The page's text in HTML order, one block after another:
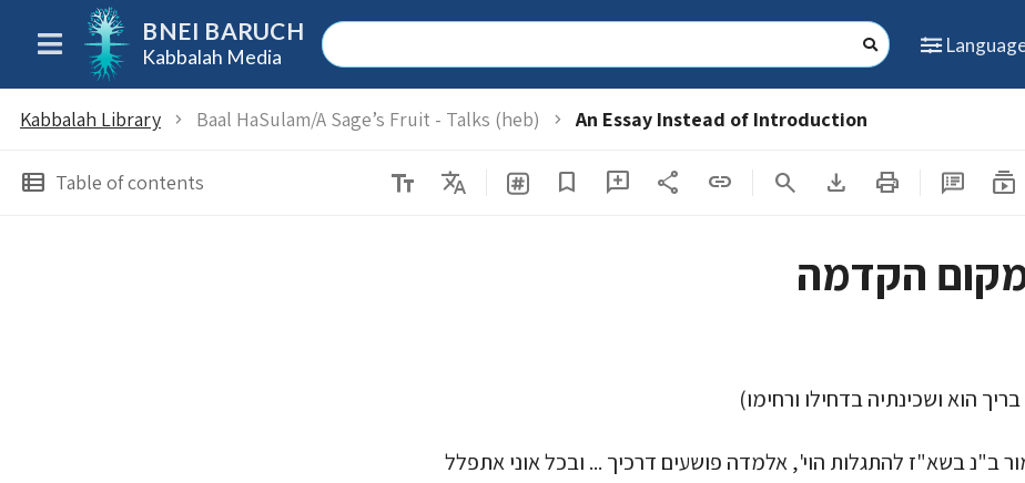
BNEI BARUCH
Kabbalah Media
Kabbalah Library chevron_right Baal HaSulam/A Sage’s Fruit - Talks (heb) chevron_right An Essay Instead of Introduction
view_list Table of contents text_fields Translate bookmark add_comment share link search download print subscriptions
הקדמה
הוא ושכינתיה בדחילו ורחימו)
ב"נ בשא"ז להתגלות הוי', אלמדה פושעים דרכיך ... ובכל אוני אתפלל